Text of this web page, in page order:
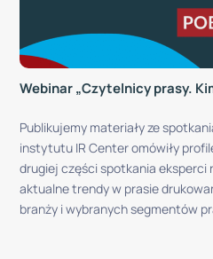
Webinar „Czytelnicy prasy.
Publikujemy materiały ze
instytutu IR Center omówiły
drugiej części spotkania eksperci
aktualne trendy w prasie
branży i wybranych segmentów